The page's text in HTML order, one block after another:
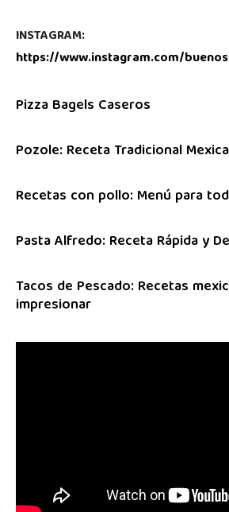
INSTAGRAM:
https://www.instagram.com/
Pizza Bagels Caseros
Pozole: Receta Tradicional
Recetas con pollo: Menú para
Pasta Alfredo: Receta Rápida y
Tacos de Pescado: Recetas
impresionar